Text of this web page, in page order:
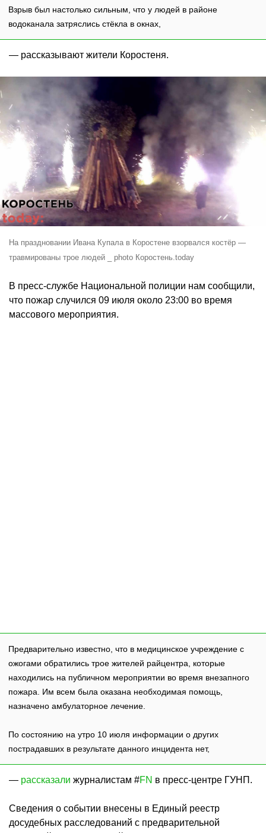
Взрыв был настолько сильным, что у людей в районе
водоканала затряслись стёкла в окнах,
— рассказывают жители Коростеня.
На праздновании Ивана Купала в Коростене взорвался костёр —
травмированы трое людей _ photo Коростень.today
В пресс-службе Национальной полиции нам сообщили,
что пожар случился 09 июля около 23:00 во время
массового мероприятия.
Предварительно известно, что в медицинское учреждение с
ожогами обратились трое жителей райцентра, которые
находились на публичном мероприятии во время внезапного
пожара. Им всем была оказана необходимая помощь,
назначено амбулаторное лечение.
По состоянию на утро 10 июля информации о других
пострадавших в результате данного инцидента нет,
— рассказали журналистам #FN в пресс-центре ГУНП.
Сведения о событии внесены в Единый реестр
досудебных расследований с предварительной